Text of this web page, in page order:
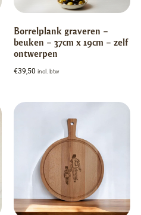
Borrelplank graveren –
beuken – 37cm x 19cm – zelf
ontwerpen
€39,50 incl. btw